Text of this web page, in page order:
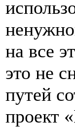
на все
это не
путей
проект